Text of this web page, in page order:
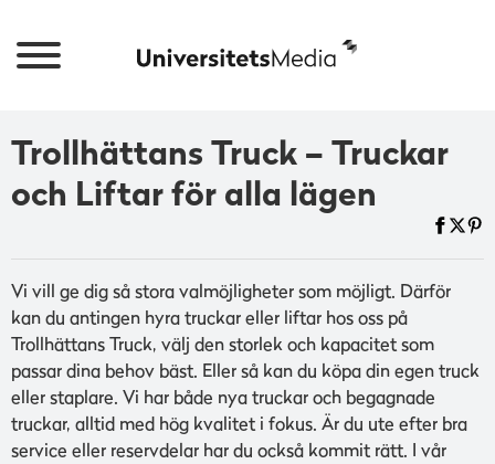
Trollhättans Truck – Truckar
och Liftar för alla lägen
Vi vill ge dig så stora valmöjligheter som möjligt. Därför
kan du antingen hyra truckar eller liftar hos oss på
Trollhättans Truck, välj den storlek och kapacitet som
passar dina behov bäst. Eller så kan du köpa din egen truck
eller staplare. Vi har både nya truckar och begagnade
truckar, alltid med hög kvalitet i fokus. Är du ute efter bra
service eller reservdelar har du också kommit rätt. I vår